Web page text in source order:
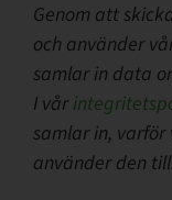
Genom att
och använder
samlar in data
I vår
samlar in, varför
använder den till.